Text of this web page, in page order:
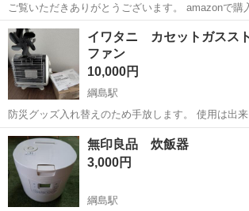
ご覧いただきありがとうございます。 amazonで購
為長さを変えて不要になった為出品致します。 お取引共通事項につい
てはプロフィールに記載しています。 必ずお読み
願い致します。
神奈川 横浜市 綱島駅 オーディオ ケー
イワタニ カセットガスス
ファン
10,000円
綱島駅
防災グッズ入れ替えのため手放します。 使用は出
反射板の箇所が多少錆びのようなものも浮き出てま
板の熱焼けだと思うので経年劣化だと思います。 取引共通事項につい
てはプロフィールに記載していま...
神奈川 横浜市 綱島駅 季節、空調家電
無印良品 炊飯器
3,000円
綱島駅